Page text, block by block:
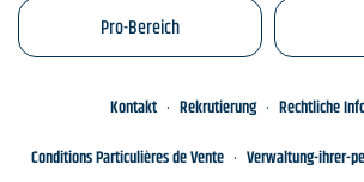
Pro-Bereich
Kontakt Rekrutierung
Rechtliche
Conditions Particulières de Vente
Verwaltung-ihrer-